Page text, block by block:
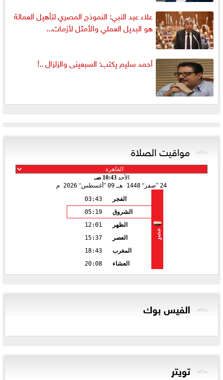
علاء عبد النبي: النموذج المصري لتأهيل العمالة
هو البديل العملي والأمثل لأزمات...
أحمد سليم يكتب: السبعينى والزلزال ..!
مواقيت الصلاة
الأحد10:43 صـ
24 صفر 1448 هـ 09 أغسطس 2026 م
مصر
الفجر
03:43
الشروق
05:19
الظهر
12:01
العصر
15:37
المغرب
18:43
العشاء
20:08
الفيس بوك
تويتر